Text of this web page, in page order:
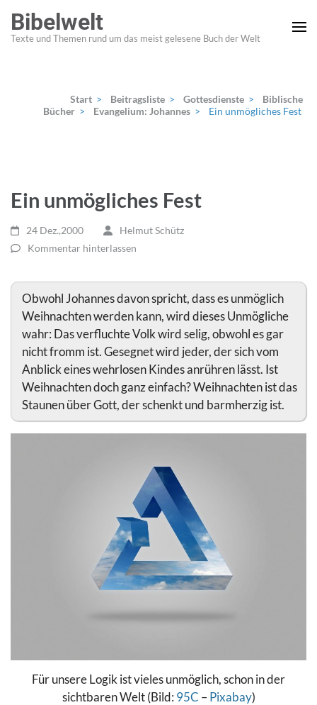
Inhalt
springen
Bibelwelt
Texte und Themen rund um das meist gelesene Buch der Welt
Start > Beitragsliste > Gottesdienste >
Biblische
Bücher > Evangelium: Johannes > Ein unmögliches Fest
Ein unmögliches Fest
24 Dez.,2000
Helmut Schütz
Kommentar hinterlassen
Obwohl Johannes davon spricht, dass es unmöglich
Weihnachten werden kann, wird dieses Unmögliche
wahr: Das verfluchte Volk wird selig, obwohl es gar
nicht fromm ist. Gesegnet wird jeder, der sich vom
Anblick eines wehrlosen Kindes anrühren lässt. Ist
Weihnachten doch ganz einfach? Weihnachten ist das
Staunen über Gott, der schenkt und barmherzig ist.
Für unsere Logik ist vieles unmöglich, schon in der
sichtbaren Welt (Bild: 95C –Pixabay)